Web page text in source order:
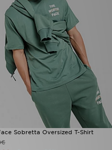
Sobretta Oversized T-Shirt